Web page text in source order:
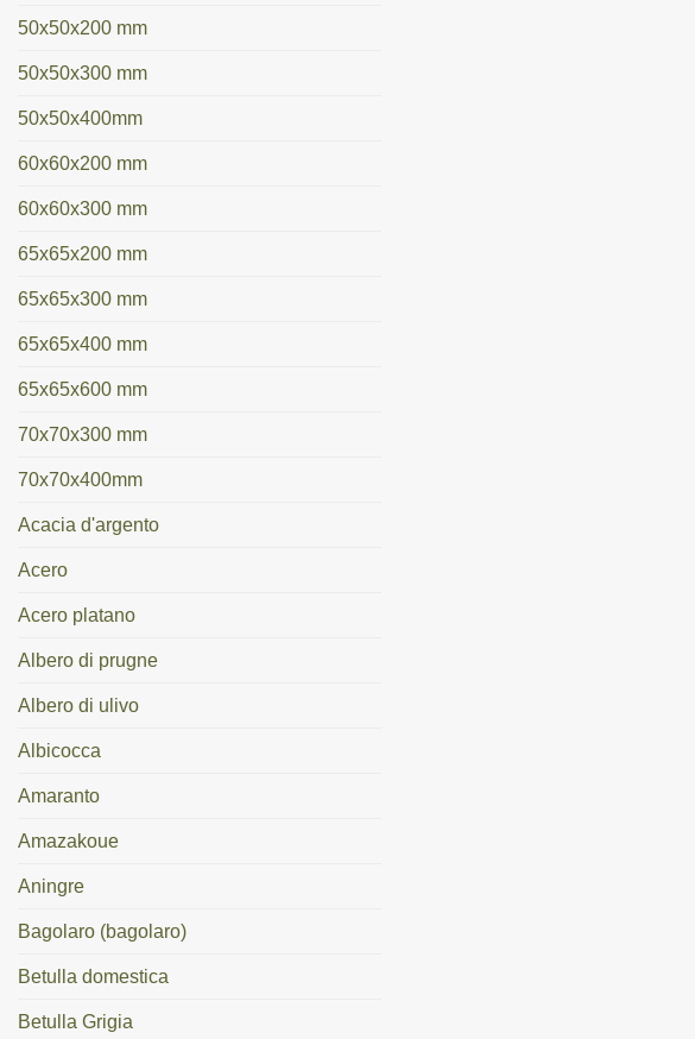
50x50x200 mm
50x50x300 mm
50x50x400mm
60x60x200 mm
60x60x300 mm
65x65x200 mm
65x65x300 mm
65x65x400 mm
65x65x600 mm
70x70x300 mm
70x70x400mm
Acacia d'argento
Acero
Acero platano
Albero di prugne
Albero di ulivo
Albicocca
Amaranto
Amazakoue
Aningre
Bagolaro (bagolaro)
Betulla domestica
Betulla Grigia